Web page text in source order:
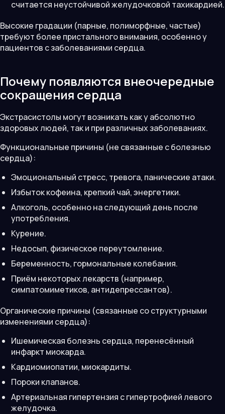
считается неустойчивой желудочковой тахикардией.
Высокие градации (парные, полиморфные, частые)
требуют более пристального внимания, особенно у
пациентов с заболеваниями сердца.
Почему появляются внеочередные
сокращения сердца
Экстрасистолы могут возникать как у абсолютно
здоровых людей, так и при различных заболеваниях.
Функциональные причины (не связанные с болезнью
сердца):
Эмоциональный стресс, тревога, панические атаки.
Избыток кофеина, крепкий чай, энергетики.
Алкоголь, особенно на следующий день после
употребления.
Курение.
Недосып, физическое переутомление.
Беременность, гормональные колебания.
Приём некоторых лекарств (например,
симпатомиметиков, антидепрессантов).
Органические причины (связанные со структурными
изменениями сердца):
Ишемическая болезнь сердца, перенесённый
инфаркт миокарда.
Кардиомиопатии, миокардиты.
Пороки клапанов.
Артериальная гипертензия с гипертрофией левого
желудочка.